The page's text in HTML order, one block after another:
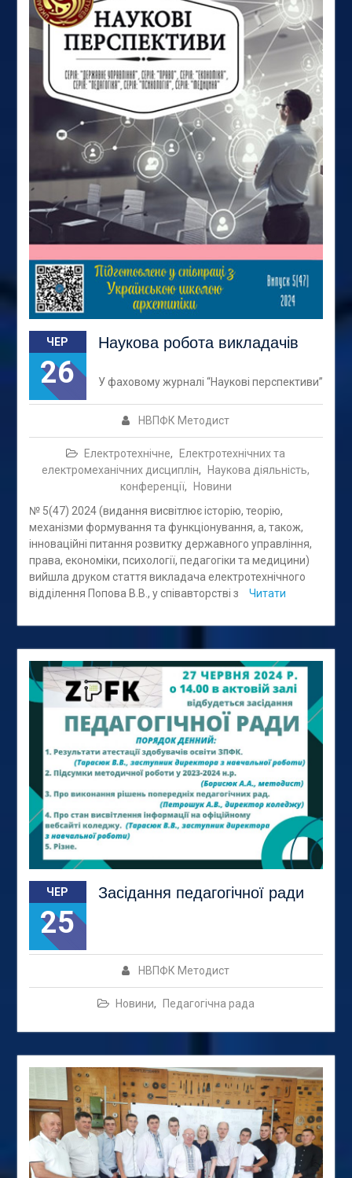
ЧЕР
26
Наукова робота викладачів
НВПФК Методист
Електротехнічне,
Електротехнічних та
електромеханічних дисциплін,
Наукова діяльність,
конференції, Новини
У фаховому журналі “Наукові перспективи”
№ 5(47) 2024 (видання висвітлює історію, теорію,
механізми формування та функціонування, а, також,
інноваційні питання розвитку державного управління,
права, економіки, психології, педагогіки та медицини)
вийшла друком стаття викладача електротехнічного
відділення Попова В.В., у співавторстві з
Читати
ЧЕР
25
Засідання педагогічної ради
НВПФК Методист
Новини, Педагогічна рада